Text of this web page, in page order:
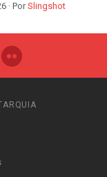
· PorSlingshot